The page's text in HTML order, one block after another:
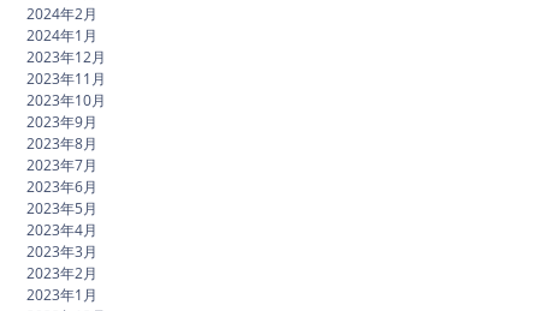
2024年2月
2024年1月
2023年12月
2023年11月
2023年10月
2023年9月
2023年8月
2023年7月
2023年6月
2023年5月
2023年4月
2023年3月
2023年2月
2023年1月